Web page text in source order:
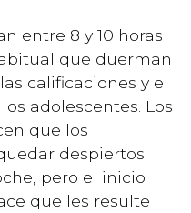
entre 8 y 10 horas
que duerman
calificaciones y el
adolescentes. Los
que los
despiertos
pero el inicio
que les resulte